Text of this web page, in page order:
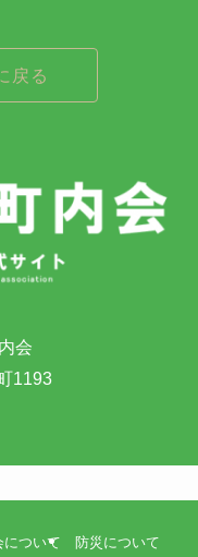
戻る
会
1193
について 防災について